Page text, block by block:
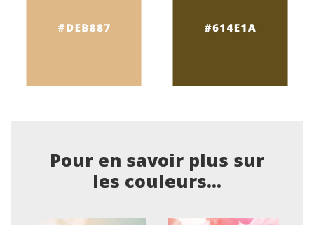
Pour en savoir plus sur
les couleurs...